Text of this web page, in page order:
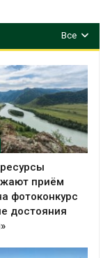
Все
приём
фотоконкурс
достояния